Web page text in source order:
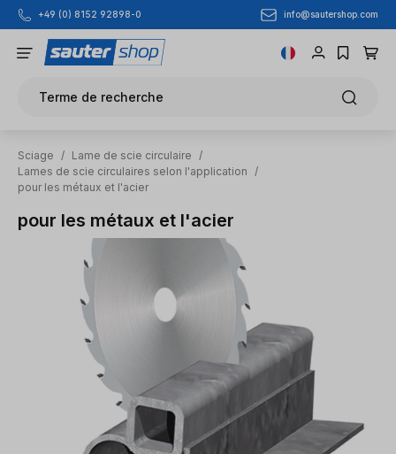
Passer au contenu principal
+49 (0) 8152 92898-0 info@sautershop.com
Terme de recherche
Sciage / Lame de scie circulaire
/
Lames de scie circulaires selon l'application
/
pour les métaux et l'acier
pour les métaux et l'acier